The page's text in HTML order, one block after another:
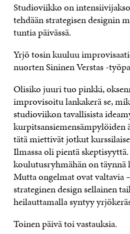
Studioviikko on
tehdään strategisen designin
tuntia päivässä.
Yrjö tosin kuuluu
nuorten Sininen Verstas -
Olisiko juuri tuo pinkki,
improvisoitu lankakerä se,
studioviikon tavallisista
kurpitsansiemensämpylöiden
tätä miettivät jotkut
Ilmassa oli pientä
koulutusryhmähän on täynnä
Mutta ongelmat ovat valtavia
strateginen design sellainen
heilauttamalla syntyy
Toinen päivä toi vastauksia.